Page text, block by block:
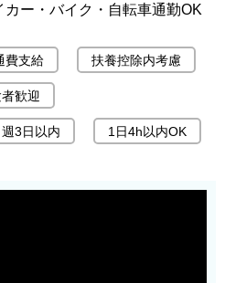
カー・バイク・自転車通勤OK
費支給 扶養控除内考慮
歓迎
週3日以内 1日4h以内OK